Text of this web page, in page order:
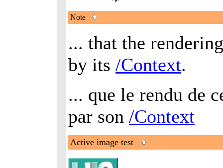
Note
... that the
by its /Context.
... que le rendu de
par son /Context
Active image test